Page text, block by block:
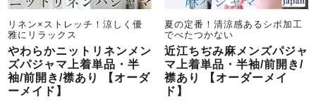
すべてのデザインのパジャマ一覧はこちら
リネン×ストレッチ！涼しく優
雅にリラックス
やわらかニットリネンメン
ズパジャマ上着単品・半
袖/前開き/襟あり 【オーダ
ーメイド】
夏の定番！清涼感あるシボ加工
でべたつかない
近江ちぢみ麻メンズパジャ
マ上着単品・半袖/前開き/
襟あり 【オーダーメイ
ド】